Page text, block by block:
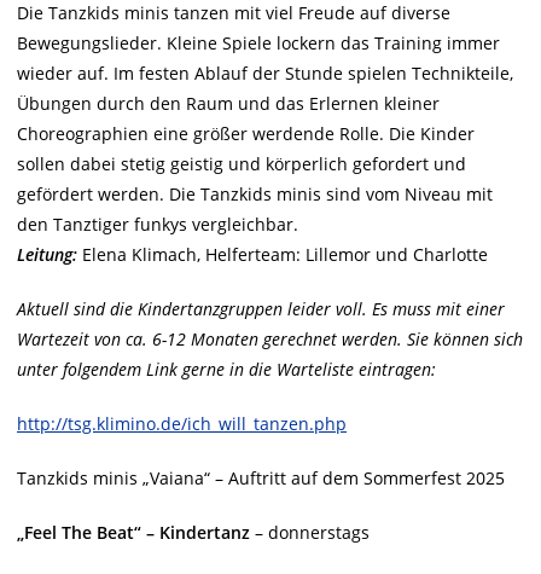
Die Tanzkids minis tanzen mit viel Freude auf diverse
Bewegungslieder. Kleine Spiele lockern das Training immer
wieder auf. Im festen Ablauf der Stunde spielen Technikteile,
Übungen durch den Raum und das Erlernen kleiner
Choreographien eine größer werdende Rolle. Die Kinder
sollen dabei stetig geistig und körperlich gefordert und
gefördert werden. Die Tanzkids minis sind vom Niveau mit
den Tanztiger funkys vergleichbar.
Leitung: Elena Klimach, Helferteam: Lillemor und Charlotte
Aktuell sind die Kindertanzgruppen leider voll. Es muss mit einer
Wartezeit von ca. 6-12 Monaten gerechnet werden. Sie können sich
unter folgendem Link gerne in die Warteliste eintragen:
http://tsg.klimino.de/ich_will_tanzen.php
Tanzkids minis „Vaiana“ – Auftritt auf dem Sommerfest 2025
„Feel The Beat“ – Kindertanz – donnerstags